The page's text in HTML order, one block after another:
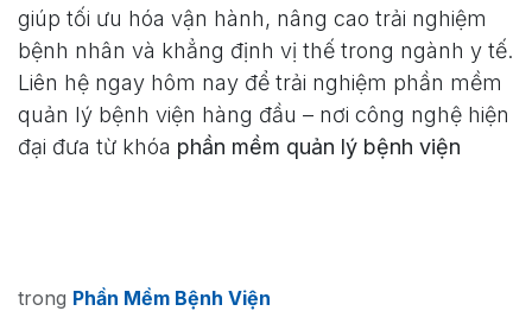
giúp tối ưu hóa vận hành, nâng cao trải nghiệm
bệnh nhân và khẳng định vị thế trong ngành y tế.
Liên hệ ngay hôm nay để trải nghiệm phần mềm
quản lý bệnh viện hàng đầu – nơi công nghệ hiện
đại đưa từ khóa phần mềm quản lý bệnh viện
trong Phần Mềm Bệnh Viện